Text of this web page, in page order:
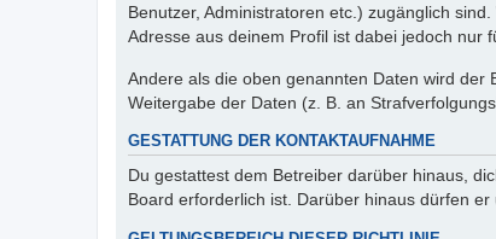
Benutzer, Administratoren etc.) zugänglich
Adresse aus deinem Profil ist dabei jedoch nur
Andere als die oben genannten Daten wird
Weitergabe der Daten (z. B. an
GESTATTUNG DER KONTAKTAUFNAHME
Du gestattest dem Betreiber darüber hinaus,
Board erforderlich ist. Darüber hinaus dürfen